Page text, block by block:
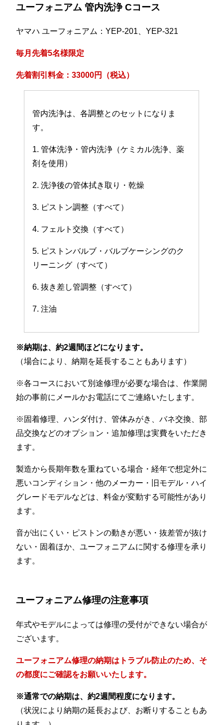
ユーフォニアム 管内洗浄 Cコース
ヤマハ ユーフォニアム：YEP-201、YEP-321
毎月先着5名様限定
先着割引料金：33000円（税込）
管内洗浄は、各調整とのセットになりま
す。
1. 管体洗浄・管内洗浄（ケミカル洗浄、薬
剤を使用）
2. 洗浄後の管体拭き取り・乾燥
3. ピストン調整（すべて）
4. フェルト交換（すべて）
5. ピストンバルブ・バルブケーシングのク
リーニング（すべて）
6. 抜き差し管調整（すべて）
7. 注油
※納期は、約2週間ほどになります。
（場合により、納期を延長することもあります）
※各コースにおいて別途修理が必要な場合は、作業開
始の事前にメールかお電話にてご連絡いたします。
※固着修理、ハンダ付け、管体みがき、バネ交換、部
品交換などのオプション・追加修理は実費をいただき
ます。
製造から長期年数を重ねている場合・経年で想定外に
悪いコンディション・他のメーカー・旧モデル・ハイ
グレードモデルなどは、料金が変動する可能性があり
ます。
音が出にくい・ピストンの動きが悪い・抜差管が抜け
ない・固着ほか、ユーフォニアムに関する修理を承り
ます。
ユーフォニアム修理の注意事項
年式やモデルによっては修理の受付ができない場合が
ございます。
ユーフォニアム修理の納期はトラブル防止のため、そ
の都度にご確認をお願いいたします。
※通常での納期は、約2週間程度になります。
（状況により納期の延長および、お断りすることもあ